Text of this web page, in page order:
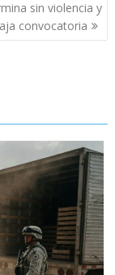
sin violencia y
convocatoria